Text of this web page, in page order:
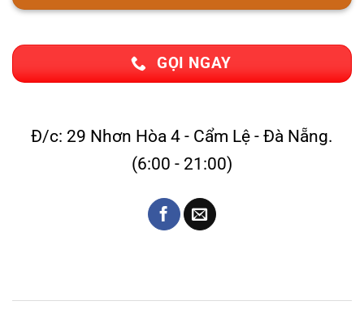
GỌI NGAY
Đ/c: 29 Nhơn Hòa 4 - Cẩm Lệ - Đà Nẵng.
(6:00 - 21:00)